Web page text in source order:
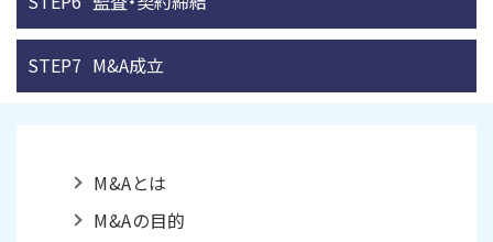
STEP7 M&A成立
M&Aとは
M&Aの目的